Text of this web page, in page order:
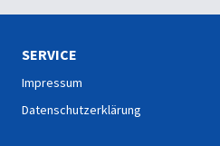
ist der wahre Herrscher der
SERVICE
Impressum
Datenschutzerklärung